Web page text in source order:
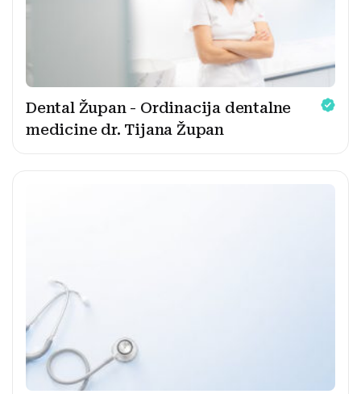
Dental Župan - Ordinacija dentalne
medicine dr. Tijana Župan